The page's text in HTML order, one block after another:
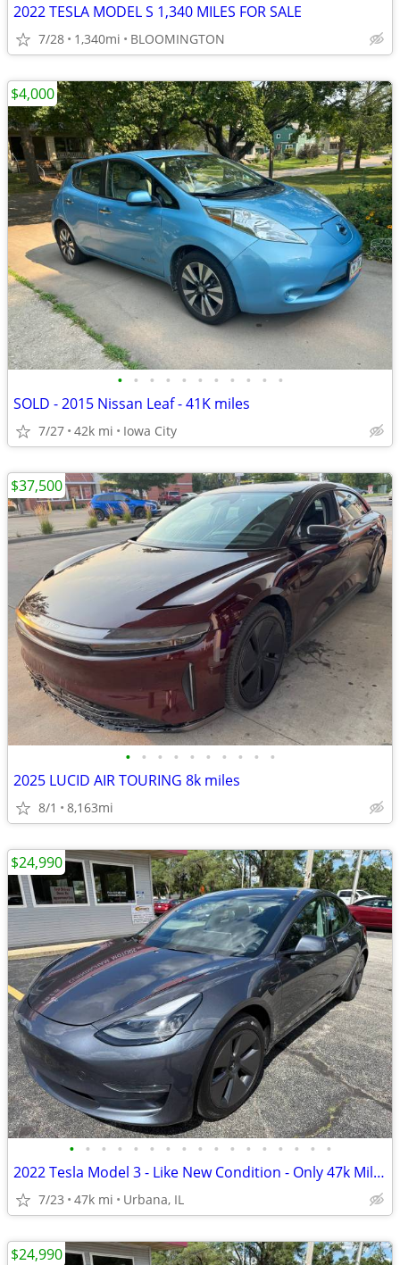
2022 TESLA MODEL S 1,340 MILES FOR SALE
7/28 1,340mi BLOOMINGTON
• • • • • • • • • • •
SOLD - 2015 Nissan Leaf - 41K miles
7/27 42k mi Iowa City
$4,000
• • • • • • • • • •
2025 LUCID AIR TOURING 8k miles
8/1 8,163mi
$37,500
• • • • • • • • • • • • • • • • •
2022 Tesla Model 3 - Like New Condition - Only 47k Miles!
7/23 47k mi Urbana, IL
$24,990
$24,990